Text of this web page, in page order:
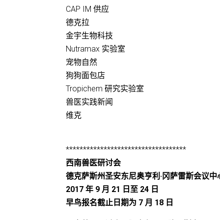
CAP IM 供应
德克拉
金宇生物科技
Nutramax 实验室
宠物自然
狗狗面包店
Tropichem 研究实验室
兽医实践新闻
维克
***********************************
西南兽医研讨会
德克萨斯州圣安东尼奥亨利·冈萨雷斯会议中
2017 年 9 月 21 日至 24 日
早鸟报名截止日期为 7 月 18 日